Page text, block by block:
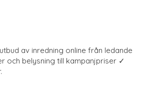
av inredning online från ledande
och belysning till kampanjpriser ✓